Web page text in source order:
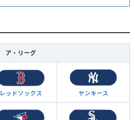
ア・リーグ
レッドソックス ヤンキース